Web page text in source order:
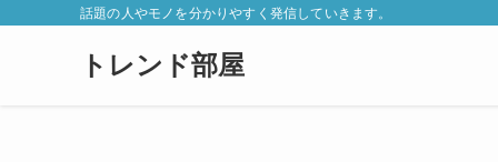
話題の人やモノを分かりやすく発信していきます。
トレンド部屋